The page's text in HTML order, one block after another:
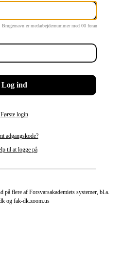
Brugernavn er medarbejdernummer med 00 foran
Første login
adgangskode?
til at logge på
flere af Forsvarsakademiets systemer, bl.a.
og fak-dk.zoom.us